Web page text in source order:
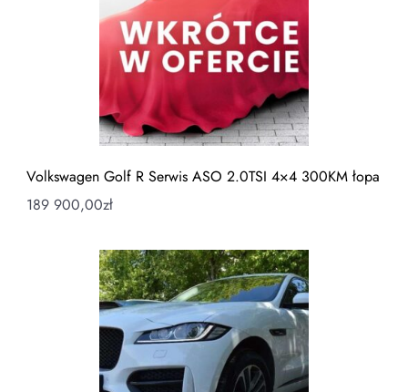
Volkswagen Golf R Serwis ASO 2.0TSI 4×4 300KM łopa
189 900,00zł